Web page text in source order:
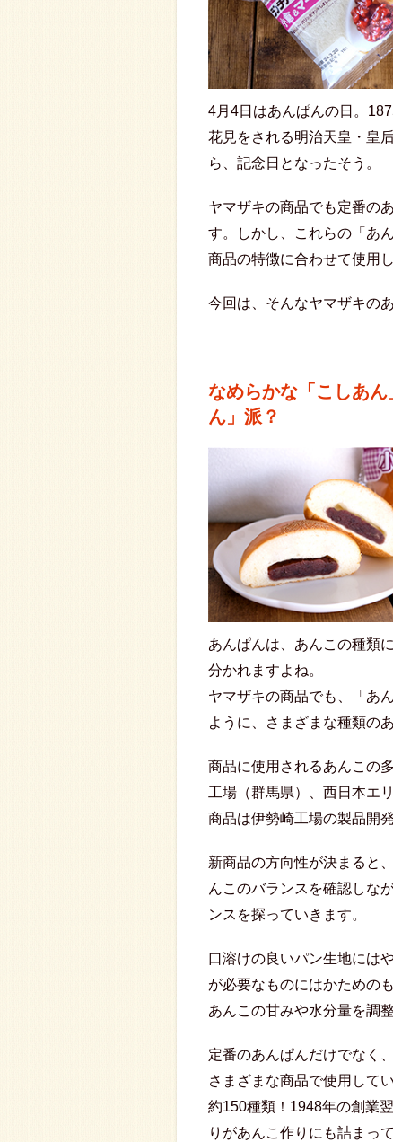
4月4日はあんぱんの日。
花見をされる明治天皇・皇
ら、記念日となったそう。
ヤマザキの商品でも定番の
す。しかし、これらの「あ
商品の特徴に合わせて使用
今回は、そんなヤマザキの
なめらかな「こしあ
ん」派？
あんぱんは、あんこの種類
分かれますよね。
ヤマザキの商品でも、「あ
ように、さまざまな種類の
商品に使用されるあんこの
工場（群馬県）、西日本エ
商品は伊勢崎工場の製品開
新商品の方向性が決まると
んこのバランスを確認しな
ンスを探っていきます。
口溶けの良いパン生地には
が必要なものにはかための
あんこの甘みや水分量を調
定番のあんぱんだけでなく
さまざまな商品で使用して
約150種類！1948年の創業
りがあんこ作りにも詰まっ